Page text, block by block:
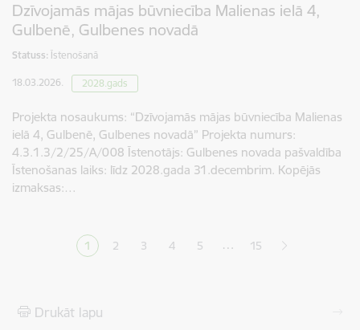
Dzīvojamās mājas būvniecība Malienas ielā 4,
Gulbenē, Gulbenes novadā
Statuss: Īstenošanā
18.03.2026. 2028.gads
Projekta nosaukums: “Dzīvojamās mājas būvniecība Malienas
ielā 4, Gulbenē, Gulbenes novadā” Projekta numurs:
4.3.1.3/2/25/A/008 Īstenotājs: Gulbenes novada pašvaldība
Īstenošanas laiks: līdz 2028.gada 31.decembrim. Kopējās
izmaksas:…
Lapošana
Pašreizējā lapa
1 Lapa
2 Lapa
3 Lapa
4 Lapa
5 … 15
Drukāt lapu